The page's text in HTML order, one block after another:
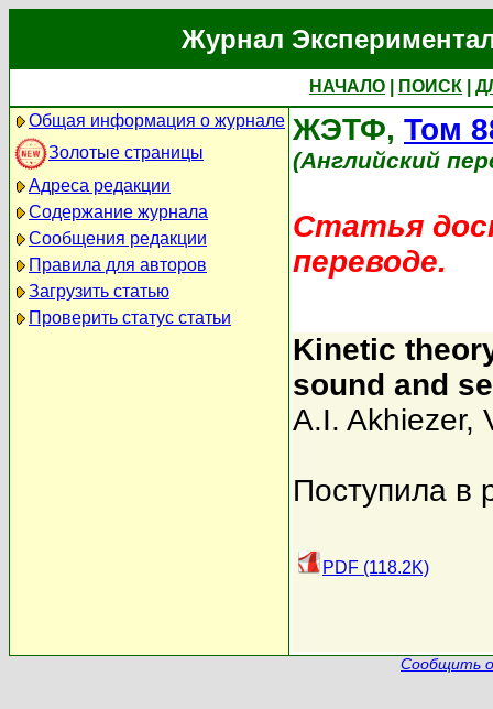
Журнал
НАЧАЛО ПОИСК
Общая информация о журнале
Золотые страницы
Адреса редакции
Содержание журнала
Сообщения редакции
Правила для авторов
Загрузить статью
Проверить статус статьи
ЖЭТФ, Том
(Английский
Статья
переводе.
Kinetic
sound and
A.I. Akhiezer,
Поступила в
PDF (118.2K)
Сообщить о